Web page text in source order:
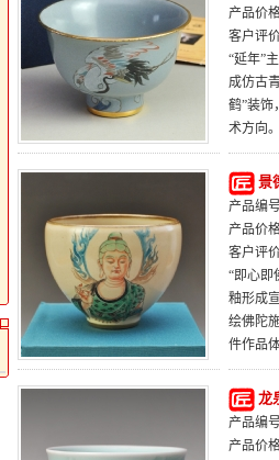
产品价
客户评
“延年”
成仿古
鹤”装饰
术方向
景
产品编
产品价
客户评
“即心即
釉形成
绘佛陀
件作品
龙
产品编
产品价